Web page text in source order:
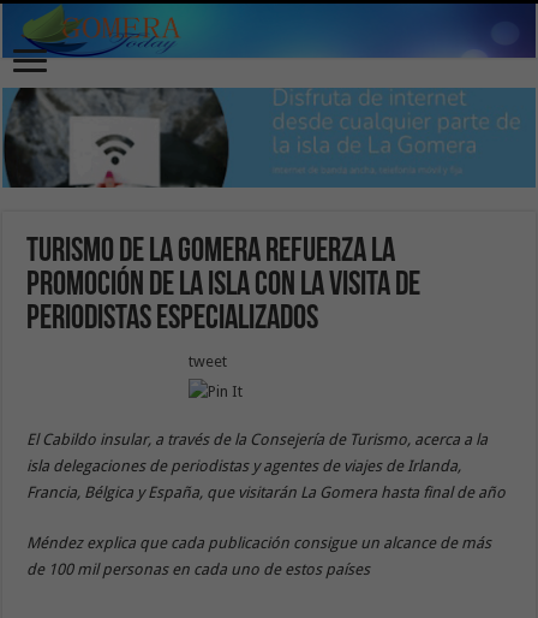
Turismo de La Gomera refuerza la
promoción de la isla con la visita de
periodistas especializados
tweet
El Cabildo insular, a través de la Consejería de Turismo, acerca a la
isla delegaciones de periodistas y agentes de viajes de Irlanda,
Francia, Bélgica y España, que visitarán La Gomera hasta final de año
Méndez explica que cada publicación consigue un alcance de más
de 100 mil personas en cada uno de estos países